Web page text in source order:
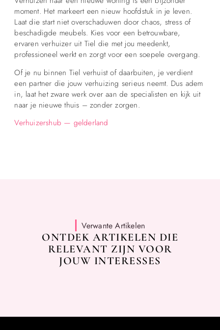
moment. Het markeert een nieuw hoofdstuk in je leven.
Laat die start niet overschaduwen door chaos, stress of
beschadigde meubels. Kies voor een betrouwbare,
ervaren verhuizer uit Tiel die met jou meedenkt,
professioneel werkt en zorgt voor een soepele overgang.
Of je nu binnen Tiel verhuist of daarbuiten, je verdient
een partner die jouw verhuizing serieus neemt. Dus adem
in, laat het zware werk over aan de specialisten en kijk uit
naar je nieuwe thuis – zonder zorgen.
Verhuizershub — gelderland
Verwante Artikelen
ONTDEK ARTIKELEN DIE
RELEVANT ZIJN VOOR
JOUW INTERESSES